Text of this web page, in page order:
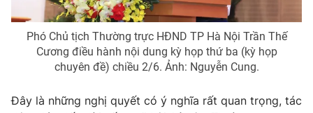
Theo dõi báo trên
Cơ quan chủ quản: Đài Truyền hình Việt Nam
Phó Chủ tịch Thường trực HĐND TP Hà Nội Trần Thế
Cương điều hành nội dung kỳ họp thứ ba (kỳ họp
chuyên đề) chiều 2/6. Ảnh: Nguyễn Cung.
Đây là những nghị quyết có ý nghĩa rất quan trọng, tác